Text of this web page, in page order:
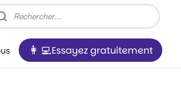
Essayez gratuitement